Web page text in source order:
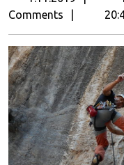
Comments